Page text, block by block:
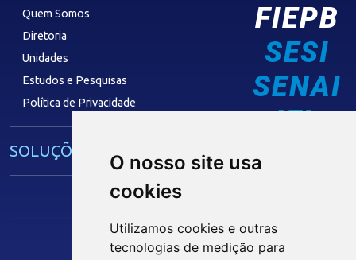
O nosso site usa
cookies
Utilizamos cookies e outras
tecnologias de medição para
Quem Somos
Diretoria
Unidades
Estudos e Pesquisas
Política de Privacidade
SOLUÇÕES E SERVIÇOS
Núcleo de Acesso ao Crédito
Centro Internacional de Negócios -
FIEPB
SESI
SENAI
IEL